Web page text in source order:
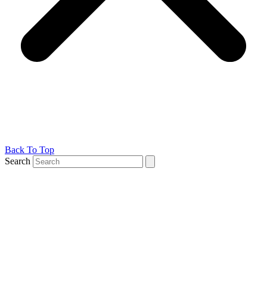
Back To Top
Search